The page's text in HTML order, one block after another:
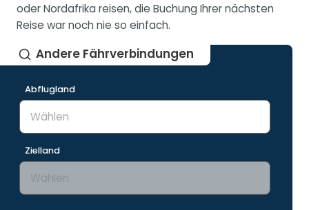
oder Nordafrika reisen, die Buchung Ihrer nächsten
Reise war noch nie so einfach.
Andere Fährverbindungen
Abflugland
Zielland